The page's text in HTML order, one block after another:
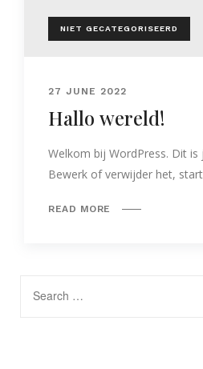
NIET GECATEGORISEERD
27 JUNE 2022
Hallo wereld!
Welkom bij WordPress. Dit is
Bewerk of verwijder het,
READ MORE